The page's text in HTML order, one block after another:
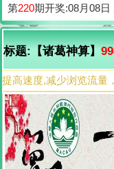
标题:【诸葛神算】
提高速度,减少浏览流量